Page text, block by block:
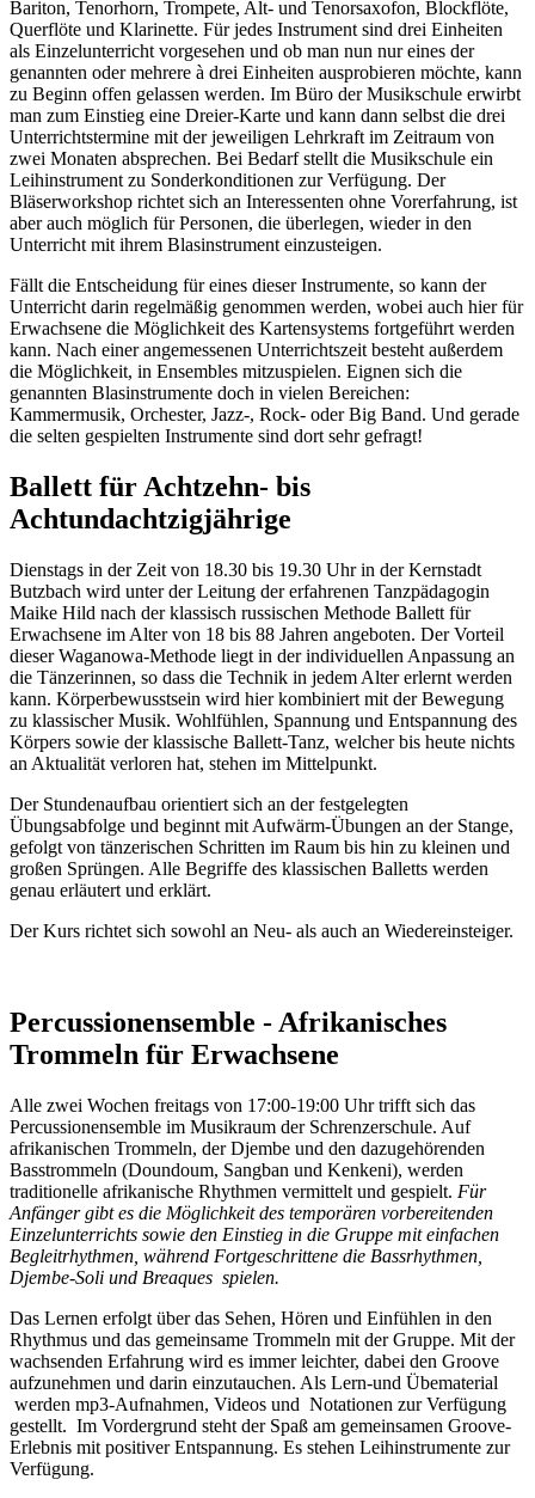
Bariton, Tenorhorn, Trompete, Alt- und Tenorsaxofon, Blockflöte,
Querflöte und Klarinette. Für jedes Instrument sind drei Einheiten
als Einzelunterricht vorgesehen und ob man nun nur eines der
genannten oder mehrere à drei Einheiten ausprobieren möchte, kann
zu Beginn offen gelassen werden. Im Büro der Musikschule erwirbt
man zum Einstieg eine Dreier-Karte und kann dann selbst die drei
Unterrichtstermine mit der jeweiligen Lehrkraft im Zeitraum von
zwei Monaten absprechen. Bei Bedarf stellt die Musikschule ein
Leihinstrument zu Sonderkonditionen zur Verfügung. Der
Bläserworkshop richtet sich an Interessenten ohne Vorerfahrung, ist
aber auch möglich für Personen, die überlegen, wieder in den
Unterricht mit ihrem Blasinstrument einzusteigen.
Fällt die Entscheidung für eines dieser Instrumente, so kann der
Unterricht darin regelmäßig genommen werden, wobei auch hier für
Erwachsene die Möglichkeit des Kartensystems fortgeführt werden
kann. Nach einer angemessenen Unterrichtszeit besteht außerdem
die Möglichkeit, in Ensembles mitzuspielen. Eignen sich die
genannten Blasinstrumente doch in vielen Bereichen:
Kammermusik, Orchester, Jazz-, Rock- oder Big Band. Und gerade
die selten gespielten Instrumente sind dort sehr gefragt!
Ballett für Achtzehn- bis
Achtundachtzigjährige
Dienstags in der Zeit von 18.30 bis 19.30 Uhr in der Kernstadt
Butzbach wird unter der Leitung der erfahrenen Tanzpädagogin
Maike Hild nach der klassisch russischen Methode Ballett für
Erwachsene im Alter von 18 bis 88 Jahren angeboten. Der Vorteil
dieser Waganowa-Methode liegt in der individuellen Anpassung an
die Tänzerinnen, so dass die Technik in jedem Alter erlernt werden
kann. Körperbewusstsein wird hier kombiniert mit der Bewegung
zu klassischer Musik. Wohlfühlen, Spannung und Entspannung des
Körpers sowie der klassische Ballett-Tanz, welcher bis heute nichts
an Aktualität verloren hat, stehen im Mittelpunkt.
Der Stundenaufbau orientiert sich an der festgelegten
Übungsabfolge und beginnt mit Aufwärm-Übungen an der Stange,
gefolgt von tänzerischen Schritten im Raum bis hin zu kleinen und
großen Sprüngen. Alle Begriffe des klassischen Balletts werden
genau erläutert und erklärt.
Der Kurs richtet sich sowohl an Neu- als auch an Wiedereinsteiger.
Percussionensemble - Afrikanisches
Trommeln für Erwachsene
Alle zwei Wochen freitags von 17:00-19:00 Uhr trifft sich das
Percussionensemble im Musikraum der Schrenzerschule. Auf
afrikanischen Trommeln, der Djembe und den dazugehörenden
Basstrommeln (Doundoum, Sangban und Kenkeni), werden
traditionelle afrikanische Rhythmen vermittelt und gespielt. Für
Anfänger gibt es die Möglichkeit des temporären vorbereitenden
Einzelunterrichts sowie den Einstieg in die Gruppe mit einfachen
Begleitrhythmen, während Fortgeschrittene die Bassrhythmen,
Djembe-Soli und Breaques spielen.
Das Lernen erfolgt über das Sehen, Hören und Einfühlen in den
Rhythmus und das gemeinsame Trommeln mit der Gruppe. Mit der
wachsenden Erfahrung wird es immer leichter, dabei den Groove
aufzunehmen und darin einzutauchen. Als Lern-und Übematerial
werden mp3-Aufnahmen, Videos und Notationen zur Verfügung
gestellt. Im Vordergrund steht der Spaß am gemeinsamen Groove-
Erlebnis mit positiver Entspannung. Es stehen Leihinstrumente zur
Verfügung.